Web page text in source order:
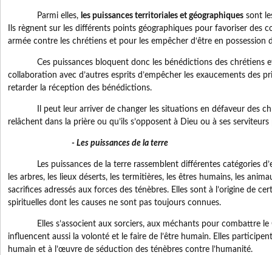
Parmi elles, les puissances territoriales et géographiques sont
Ils règnent sur les différents points géographiques pour favoriser des
armée contre les chrétiens et pour les empêcher d‘être en possession
Ces puissances bloquent donc les bénédictions des chrétiens et
collaboration avec d’autres esprits d’empêcher les exaucements des
retarder la réception des bénédictions.
Il peut leur arriver de changer les situations en défaveur des
relâchent dans la prière ou qu’ils s’opposent à Dieu ou à ses
- Les puissances de la terre
Les puissances de la terre rassemblent différentes catégories
les arbres, les lieux déserts, les termitières, les êtres humains, les
sacrifices adressés aux forces des ténèbres. Elles sont à l’origine de
spirituelles dont les causes ne sont pas toujours connues.
Elles s’associent aux sorciers, aux méchants pour combattre le
influencent aussi la volonté et le faire de l’être humain. Elles
humain et à l’œuvre de séduction des ténèbres contre l’humanité.